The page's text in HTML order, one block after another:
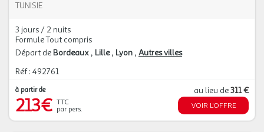
TUNISIE
3 jours / 2 nuits
Formule Tout compris
Départ de Bordeaux Lille Lyon Autres villes
Réf : 492761
à partir de
213€ TTC
par pers.
au lieu de311 €
VOIR L'OFFRE